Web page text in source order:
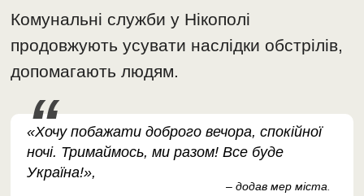
Комунальні служби у Нікополі
продовжують усувати наслідки обстрілів,
допомагають людям.
«Хочу побажати доброго вечора, спокійної
ночі. Тримаймось, ми разом! Все буде
Україна!»,
– додав мер містa